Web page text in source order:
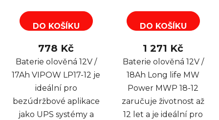
DO KOŠÍKU
778 Kč
Baterie olověná 12V /
17Ah VIPOW LP17-12 je
ideální pro
bezúdržbové aplikace
jako UPS systémy a
DO KOŠÍKU
1 271 Kč
Baterie olověná 12V /
18Ah Long life MW
Power MWP 18-12
zaručuje životnost až
12 let a je ideální pro